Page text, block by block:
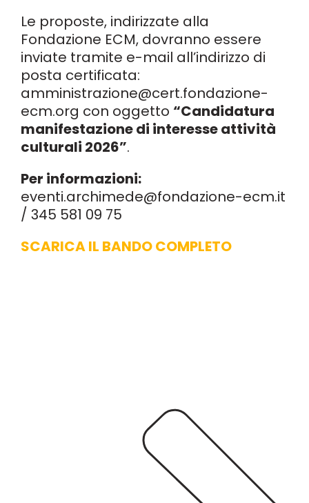
Le proposte, indirizzate alla
Fondazione ECM, dovranno essere
inviate tramite e-mail all’indirizzo di
posta certificata:
amministrazione@cert.fondazione-
ecm.org con oggetto “Candidatura
manifestazione di interesse attività
culturali 2026”.
Per informazioni:
eventi.archimede@fondazione-ecm.it
/ 345 581 09 75
SCARICA IL BANDO COMPLETO